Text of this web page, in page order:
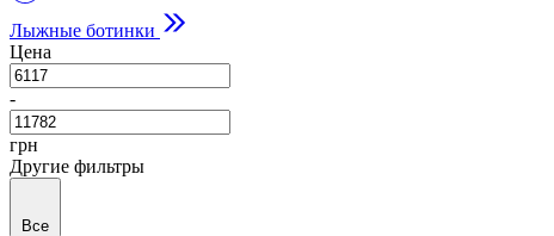
Лыжные ботинки
Цена
-
грн
Другие фильтры
Все